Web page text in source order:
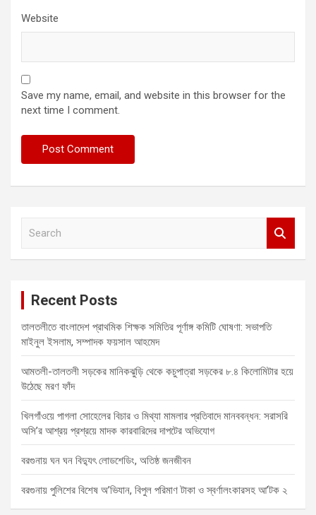
Website
Save my name, email, and website in this browser for the
next time I comment.
Recent Posts
তালতলীতে বাংলাদেশ প্রাথমিক শিক্ষক সমিতির পূর্ণাঙ্গ কমিটি ঘোষণা: সভাপতি
মাইনুল ইসলাম, সম্পাদক ফয়সাল আহমেদ
আমতলী-তালতলী সড়কের মানিকঝুড়ি থেকে কচুপাত্রা সড়কের ৮.৪ কিলোমিটার হয়ে
উঠেছে মরণ ফাঁদ
খিলগাঁওয়ে পাগলা সোহেলের বিচার ও মিথ্যা মামলার প্রতিবাদে মানববন্ধন: সরাসরি
অসি’র আশ্রয় প্রশ্রয়ে মাদক কারবারিদের দাপটের অভিযোগ
বরগুনায় ঘন ঘন বিদ্যুৎ লোডশেডিং, অতিষ্ঠ জনজীবন
বরগুনায় পুলিশের বিশেষ অ’ভিযান, বিপুল পরিমাণ টাকা ও স্বর্ণালংকারসহ আ’টক ২